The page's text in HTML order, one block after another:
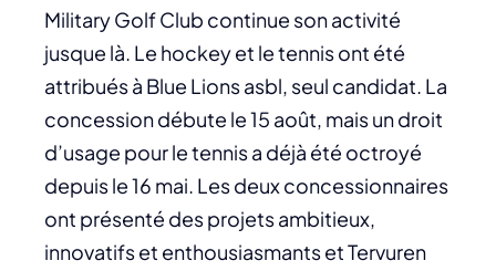
Military Golf Club continue son activité
jusque là. Le hockey et le tennis ont été
attribués à Blue Lions asbl, seul candidat. La
concession débute le 15 août, mais un droit
d’usage pour le tennis a déjà été octroyé
depuis le 16 mai. Les deux concessionnaires
ont présenté des projets ambitieux,
innovatifs et enthousiasmants et Tervuren